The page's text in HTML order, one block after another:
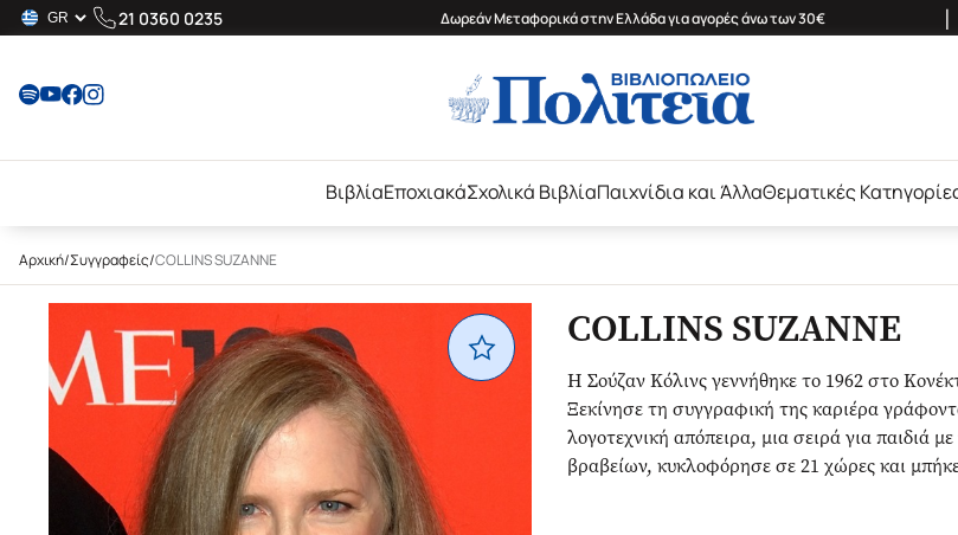
21 0360 0235 Δωρεάν Μεταφορικά στην Ελλάδα για αγορές άνω των 30€ |
ΒιβλίαΕποχιακάΣχολικά ΒιβλίαΠαιχνίδια και ΆλλαΘεματικές
Αρχική/Συγγραφείς/COLLINS SUZANNE
COLLINS SUZANNE
H Σούζαν Κόλινς γεννήθηκε το 1962 στο
Ξεκίνησε τη συγγραφική της καριέρα
λογοτεχνική απόπειρα, μια σειρά για
βραβείων, κυκλοφόρησε σε 21 χώρες και